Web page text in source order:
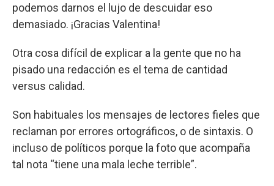
podemos darnos el lujo de descuidar eso
demasiado. ¡Gracias Valentina!
Otra cosa difícil de explicar a la gente que no ha
pisado una redacción es el tema de cantidad
versus calidad.
Son habituales los mensajes de lectores fieles que
reclaman por errores ortográficos, o de sintaxis. O
incluso de políticos porque la foto que acompaña
tal nota “tiene una mala leche terrible”.